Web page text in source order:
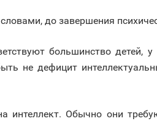
до завершения
большинство детей, у
не дефицит
интеллект. Обычно они